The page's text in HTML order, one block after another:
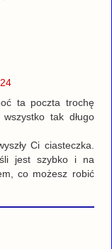
ta poczta trochę
tak długo
Ci ciasteczka.
jest szybko i na
co możesz robić